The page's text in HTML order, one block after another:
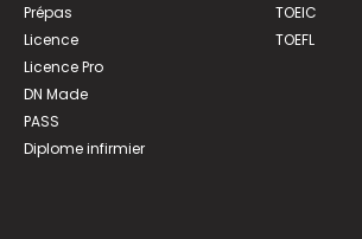
Prépas
Licence
Licence Pro
DN Made
PASS
Diplome infirmier
TOEIC
TOEFL